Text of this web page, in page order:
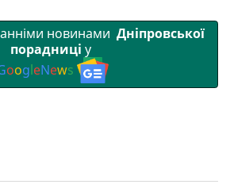
новинами Дніпровської
порадниці у
oogleNews